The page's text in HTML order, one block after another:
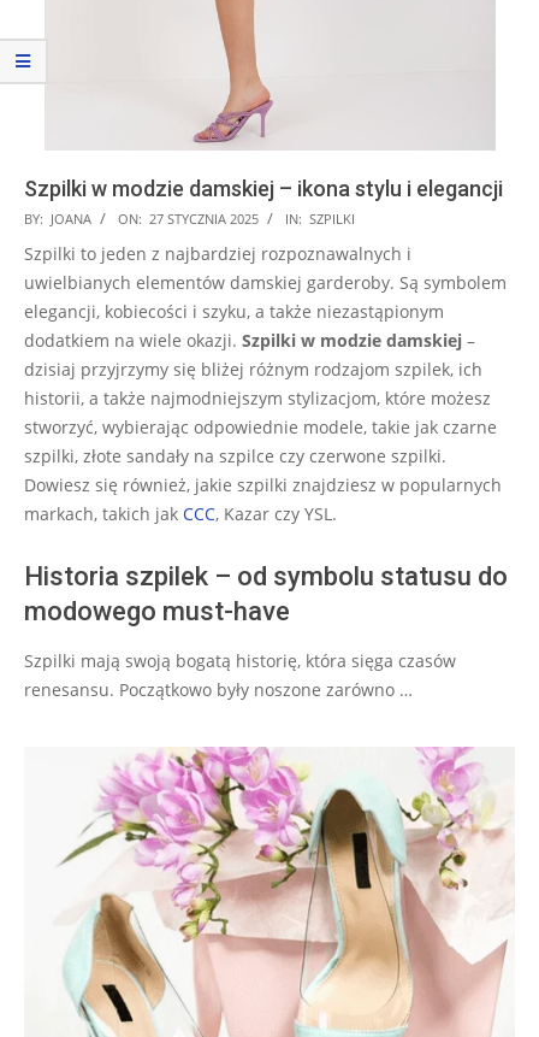
Szpilki w modzie damskiej – ikona stylu i elegancji
2025-
01-
27
BY: JOANA ON: 27 STYCZNIA 2025 IN: SZPILKI
Szpilki to jeden z najbardziej rozpoznawalnych i
uwielbianych elementów damskiej garderoby. Są symbolem
elegancji, kobiecości i szyku, a także niezastąpionym
dodatkiem na wiele okazji. Szpilki w modzie damskiej –
dzisiaj przyjrzymy się bliżej różnym rodzajom szpilek, ich
historii, a także najmodniejszym stylizacjom, które możesz
stworzyć, wybierając odpowiednie modele, takie jak czarne
szpilki, złote sandały na szpilce czy czerwone szpilki.
Dowiesz się również, jakie szpilki znajdziesz w popularnych
markach, takich jak CCC, Kazar czy YSL.
Historia szpilek – od symbolu statusu do
modowego must-have
Szpilki mają swoją bogatą historię, która sięga czasów
renesansu. Początkowo były noszone zarówno …